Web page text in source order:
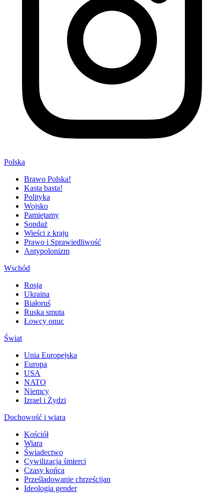
Polska
Brawo Polska!
Kasta basta!
Polityka
Wojsko
Pamiętamy
Sondaż
Wieści z kraju
Prawo i Sprawiedliwość
Antypolonizm
Wschód
Rosja
Ukraina
Białoruś
Ruska smuta
Łowcy onuc
Świat
Unia Europejska
Europa
USA
NATO
Niemcy
Izrael i Żydzi
Duchowość i wiara
Kościół
Wiara
Świadectwo
Cywilizacja śmierci
Czasy końca
Prześladowanie chrześcijan
Ideologia gender